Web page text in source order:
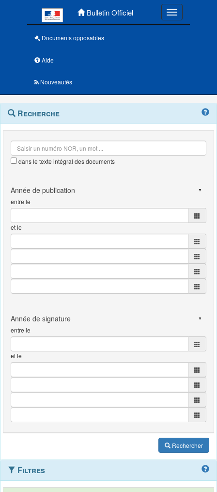
Bulletin Officiel Toggle
Documents opposables
Aide
Nouveautés
Navigation
outils
Menu
contextuel
Recherche
dans le texte intégral des documents
entre le
et le
entre le
et le
Rechercher
Filtres